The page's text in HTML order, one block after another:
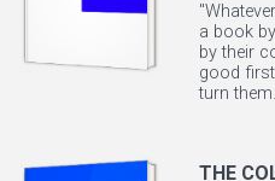
a book
by their
good
turn
THE